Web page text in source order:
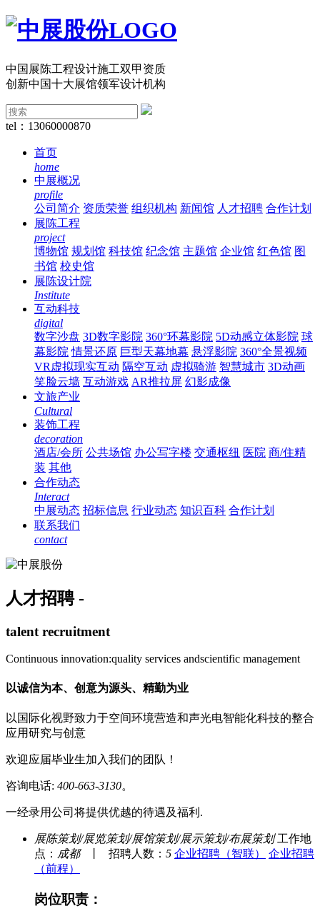
中国展陈工程设计施工双甲资质
创新中国十大展馆领军设计机构
tel：13060000870
首页
home
中展概况
profile
公司简介 资质荣誉 组织机构 新闻馆 人才招聘 合作计划
展陈工程
project
博物馆 规划馆 科技馆 纪念馆 主题馆 企业馆 红色馆 图
书馆 校史馆
展陈设计院
Institute
互动科技
digital
数字沙盘 3D数字影院 360°环幕影院 5D动感立体影院 球
幕影院 情景还原 巨型天幕地幕 悬浮影院 360°全景视频
VR虚拟现实互动 隔空互动 虚拟骑游 智慧城市 3D动画
笑脸云墙 互动游戏 AR推拉屏 幻影成像
文旅产业
Cultural
装饰工程
decoration
酒店/会所 公共场馆 办公写字楼 交通枢纽 医院 商/住精
装 其他
合作动态
Interact
中展动态 招标信息 行业动态 知识百科 合作计划
联系我们
contact
人才招聘 -
talent recruitment
Continuous innovation:quality services andscientific management
以诚信为本、创意为源头、精勤为业
以国际化视野致力于空间环境营造和声光电智能化科技的整合
应用研究与创意
欢迎应届毕业生加入我们的团队！
咨询电话: 400-663-3130。
一经录用公司将提供优越的待遇及福利.
展陈策划/展览策划/展馆策划/展示策划/布展策划 工作地
点： 成都丨 招聘人数： 5 企业招聘（智联）
企业招聘
（前程）
岗位职责：